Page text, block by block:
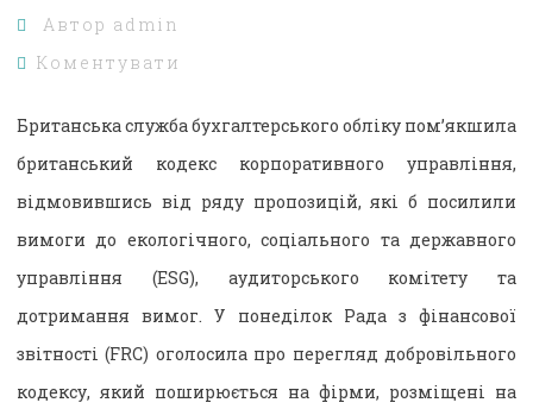
Автор admin
Коментувати
Британська служба бухгалтерського обліку пом’якшила
британський кодекс корпоративного управління,
відмовившись від ряду пропозицій, які б посилили
вимоги до екологічного, соціального та державного
управління (ESG), аудиторського комітету та
дотримання вимог. У понеділок Рада з фінансової
звітності (FRC) оголосила про перегляд добровільного
кодексу, який поширюється на фірми, розміщені на